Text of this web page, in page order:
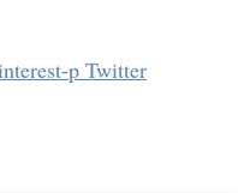
p Twitter